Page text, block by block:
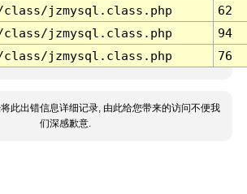
class/jzmysql.class.php
62
class/jzmysql.class.php
94
class/jzmysql.class.php 76
此出错信息详细记录, 由此给您带来的访问不便我
们深感歉意.